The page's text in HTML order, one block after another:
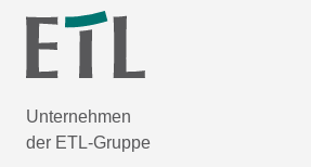
Unternehmen
der ETL-Gruppe